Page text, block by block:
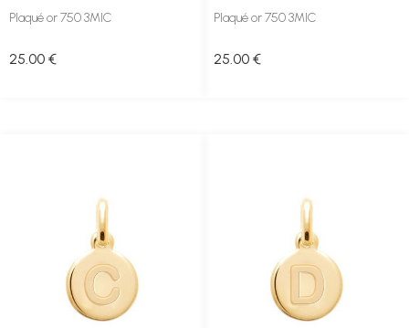
Plaqué or 750 3MIC
25 .00 €
Plaqué or 750 3MIC
25 .00 €